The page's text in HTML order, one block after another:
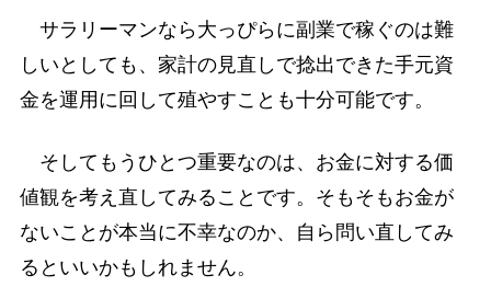
サラリーマンなら大っぴらに副業で稼ぐのは難
しいとしても、家計の見直しで捻出できた手元資
金を運用に回して殖やすことも十分可能です。
そしてもうひとつ重要なのは、お金に対する価
値観を考え直してみることです。そもそもお金が
ないことが本当に不幸なのか、自ら問い直してみ
るといいかもしれません。